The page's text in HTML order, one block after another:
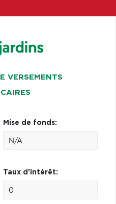
VERSEMENTS
Mise de fonds:
Taux d'intérêt: